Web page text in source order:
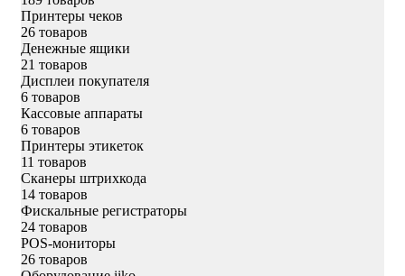
Принтеры чеков
26 товаров
Денежные ящики
21 товаров
Дисплеи покупателя
6 товаров
Кассовые аппараты
6 товаров
Принтеры этикеток
11 товаров
Сканеры штрихкода
14 товаров
Фискальные регистраторы
24 товаров
POS-мониторы
26 товаров